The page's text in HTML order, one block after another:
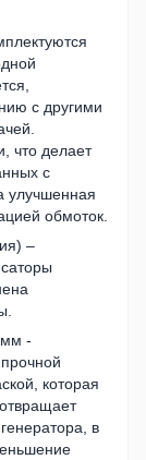
с другими
что делает
с
улучшенная
обмоток.
–
мм -
которая
в